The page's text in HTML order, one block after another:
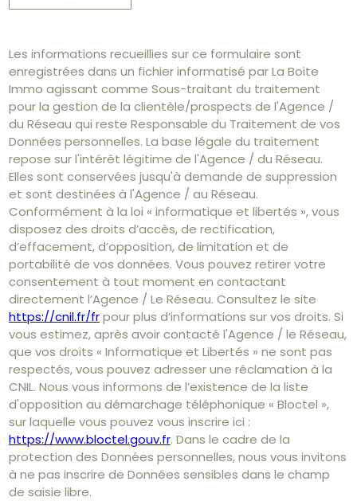
Les informations recueillies sur ce formulaire sont
enregistrées dans un fichier informatisé par La Boite
Immo agissant comme Sous-traitant du traitement
pour la gestion de la clientèle/prospects de l'Agence /
du Réseau qui reste Responsable du Traitement de vos
Données personnelles. La base légale du traitement
repose sur l'intérêt légitime de l'Agence / du Réseau.
Elles sont conservées jusqu'à demande de suppression
et sont destinées à l'Agence / au Réseau.
Conformément à la loi « informatique et libertés », vous
disposez des droits d’accès, de rectification,
d’effacement, d’opposition, de limitation et de
portabilité de vos données. Vous pouvez retirer votre
consentement à tout moment en contactant
directement l’Agence / Le Réseau. Consultez le site
https://cnil.fr/frpour plus d’informations sur vos droits. Si
vous estimez, après avoir contacté l'Agence / le Réseau,
que vos droits « Informatique et Libertés » ne sont pas
respectés, vous pouvez adresser une réclamation à la
CNIL. Nous vous informons de l’existence de la liste
d'opposition au démarchage téléphonique « Bloctel »,
sur laquelle vous pouvez vous inscrire ici :
https://www.bloctel.gouv.fr. Dans le cadre de la
protection des Données personnelles, nous vous invitons
à ne pas inscrire de Données sensibles dans le champ
de saisie libre.